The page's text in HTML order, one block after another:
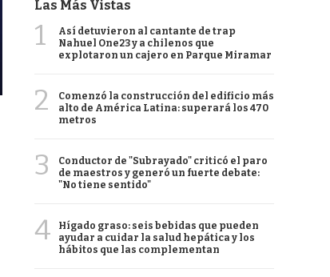
Las Más Vistas
1
Así detuvieron al cantante de trap
Nahuel One23 y a chilenos que
explotaron un cajero en Parque Miramar
2
Comenzó la construcción del edificio más
alto de América Latina: superará los 470
metros
3
Conductor de "Subrayado" criticó el paro
de maestros y generó un fuerte debate:
"No tiene sentido"
4
Hígado graso: seis bebidas que pueden
ayudar a cuidar la salud hepática y los
hábitos que las complementan